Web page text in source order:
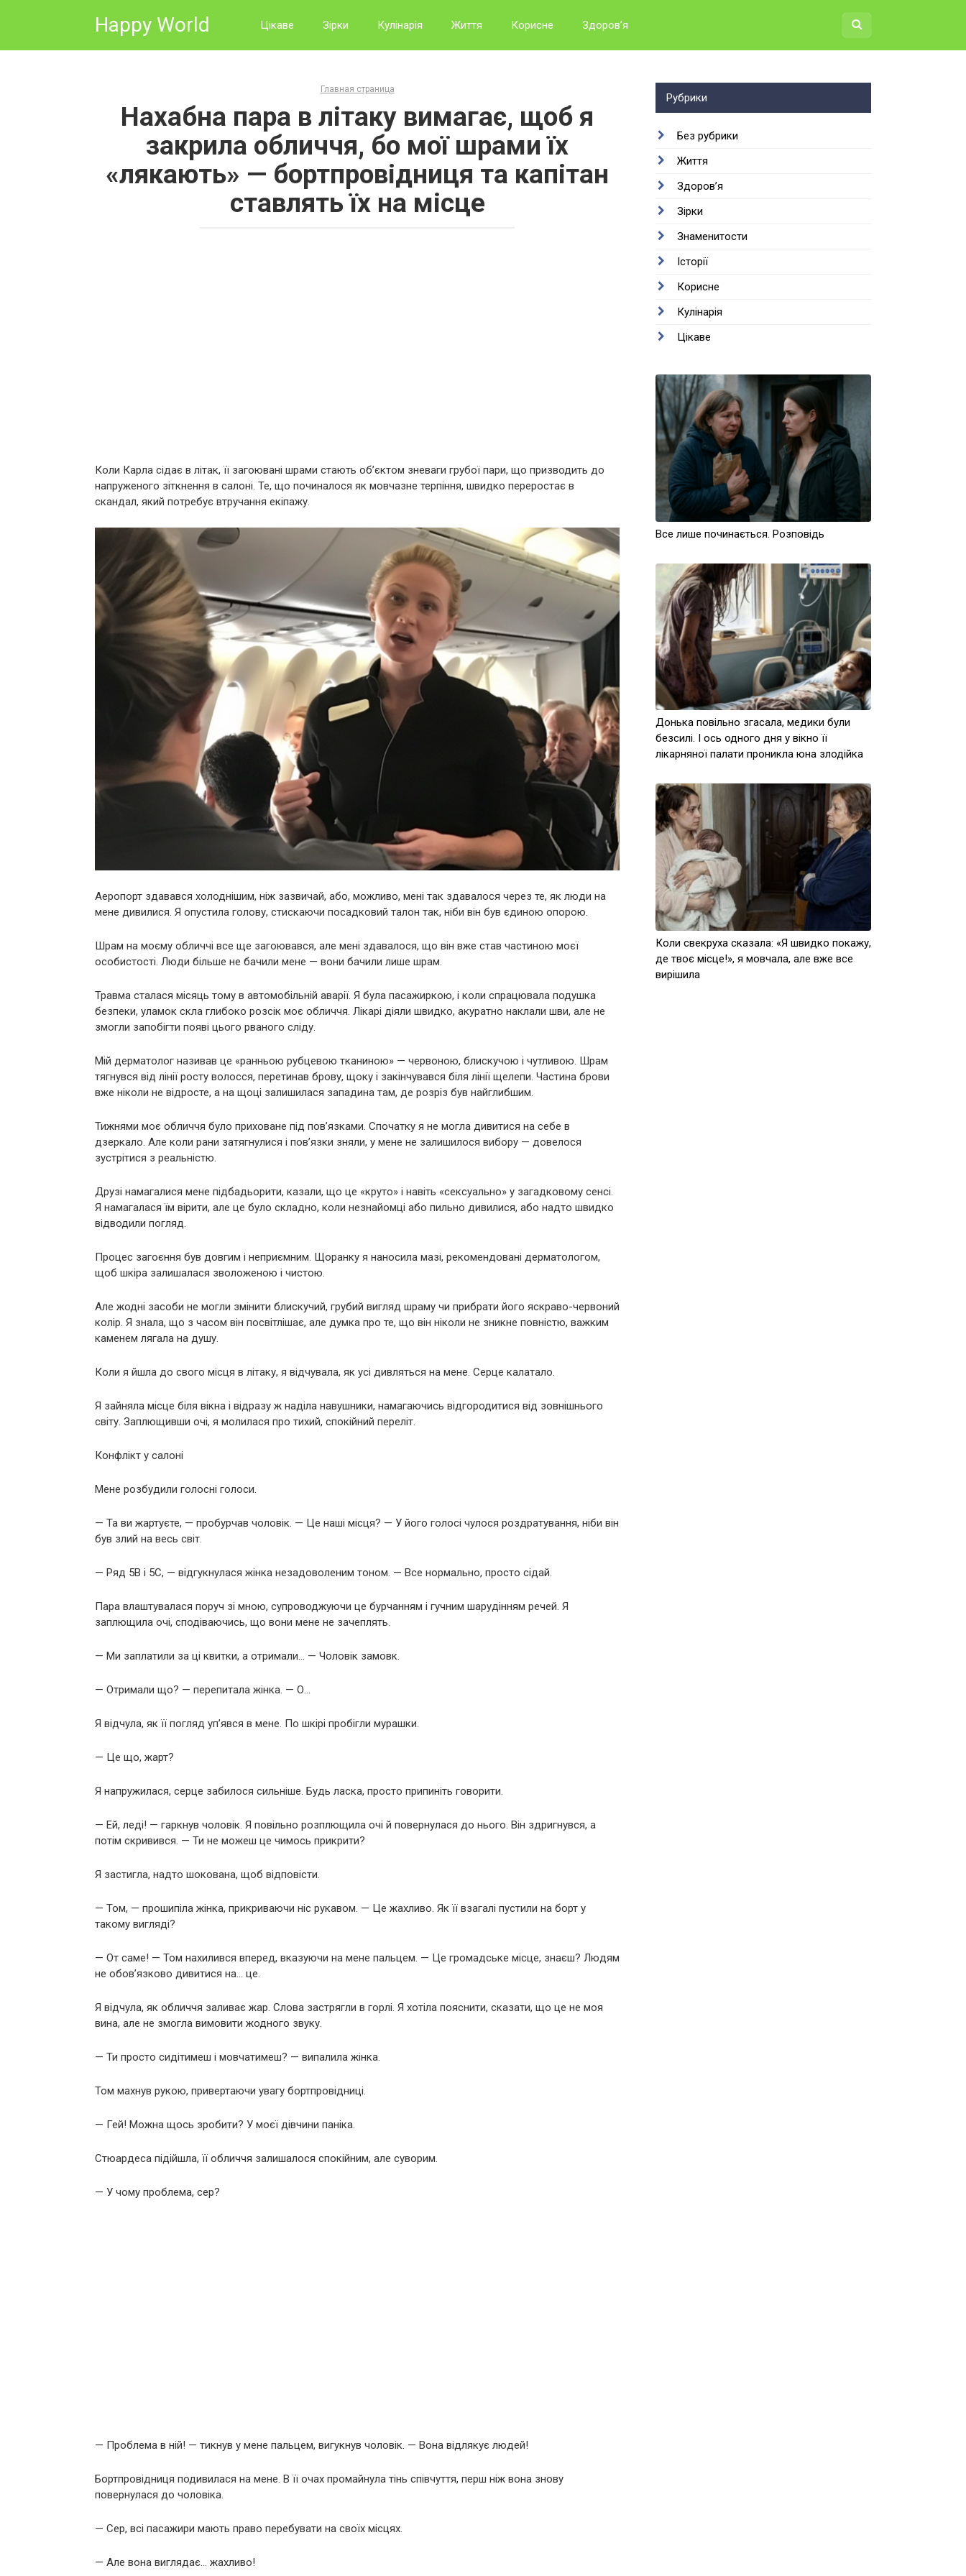
Happy World Цікаве Зірки Кулінарія Життя Корисне Здоров’я
Главная страница
Нахабна пара в літаку вимагає, щоб я
закрила обличчя, бо мої шрами їх
«лякають» — бортпровідниця та капітан
ставлять їх на місце
Коли Карла сідає в літак, її загоювані шрами стають об’єктом зневаги грубої пари, що призводить до
напруженого зіткнення в салоні. Те, що починалося як мовчазне терпіння, швидко переростає в
скандал, який потребує втручання екіпажу.
Аеропорт здавався холоднішим, ніж зазвичай, або, можливо, мені так здавалося через те, як люди на
мене дивилися. Я опустила голову, стискаючи посадковий талон так, ніби він був єдиною опорою.
Шрам на моєму обличчі все ще загоювався, але мені здавалося, що він вже став частиною моєї
особистості. Люди більше не бачили мене — вони бачили лише шрам.
Травма сталася місяць тому в автомобільній аварії. Я була пасажиркою, і коли спрацювала подушка
безпеки, уламок скла глибоко розсік моє обличчя. Лікарі діяли швидко, акуратно наклали шви, але не
змогли запобігти появі цього рваного сліду.
Мій дерматолог називав це «ранньою рубцевою тканиною» — червоною, блискучою і чутливою. Шрам
тягнувся від лінії росту волосся, перетинав брову, щоку і закінчувався біля лінії щелепи. Частина брови
вже ніколи не відросте, а на щоці залишилася западина там, де розріз був найглибшим.
Тижнями моє обличчя було приховане під пов’язками. Спочатку я не могла дивитися на себе в
дзеркало. Але коли рани затягнулися і пов’язки зняли, у мене не залишилося вибору — довелося
зустрітися з реальністю.
Друзі намагалися мене підбадьорити, казали, що це «круто» і навіть «сексуально» у загадковому сенсі.
Я намагалася їм вірити, але це було складно, коли незнайомці або пильно дивилися, або надто швидко
відводили погляд.
Процес загоєння був довгим і неприємним. Щоранку я наносила мазі, рекомендовані дерматологом,
щоб шкіра залишалася зволоженою і чистою.
Але жодні засоби не могли змінити блискучий, грубий вигляд шраму чи прибрати його яскраво-червоний
колір. Я знала, що з часом він посвітлішає, але думка про те, що він ніколи не зникне повністю, важким
каменем лягала на душу.
Коли я йшла до свого місця в літаку, я відчувала, як усі дивляться на мене. Серце калатало.
Я зайняла місце біля вікна і відразу ж наділа навушники, намагаючись відгородитися від зовнішнього
світу. Заплющивши очі, я молилася про тихий, спокійний переліт.
Конфлікт у салоні
Мене розбудили голосні голоси.
— Та ви жартуєте, — пробурчав чоловік. — Це наші місця? — У його голосі чулося роздратування, ніби він
був злий на весь світ.
— Ряд 5B і 5C, — відгукнулася жінка незадоволеним тоном. — Все нормально, просто сідай.
Пара влаштувалася поруч зі мною, супроводжуючи це бурчанням і гучним шарудінням речей. Я
заплющила очі, сподіваючись, що вони мене не зачеплять.
— Ми заплатили за ці квитки, а отримали… — Чоловік замовк.
— Отримали що? — перепитала жінка. — О…
Я відчула, як її погляд уп’явся в мене. По шкірі пробігли мурашки.
— Це що, жарт?
Я напружилася, серце забилося сильніше. Будь ласка, просто припиніть говорити.
— Ей, леді! — гаркнув чоловік. Я повільно розплющила очі й повернулася до нього. Він здригнувся, а
потім скривився. — Ти не можеш це чимось прикрити?
Я застигла, надто шокована, щоб відповісти.
— Том, — прошипіла жінка, прикриваючи ніс рукавом. — Це жахливо. Як її взагалі пустили на борт у
такому вигляді?
— От саме! — Том нахилився вперед, вказуючи на мене пальцем. — Це громадське місце, знаєш? Людям
не обов’язково дивитися на… це.
Я відчула, як обличчя заливає жар. Слова застрягли в горлі. Я хотіла пояснити, сказати, що це не моя
вина, але не змогла вимовити жодного звуку.
— Ти просто сидітимеш і мовчатимеш? — випалила жінка.
Том махнув рукою, привертаючи увагу бортпровідниці.
— Гей! Можна щось зробити? У моєї дівчини паніка.
Стюардеса підійшла, її обличчя залишалося спокійним, але суворим.
— У чому проблема, сер?
— Проблема в ній! — тикнув у мене пальцем, вигукнув чоловік. — Вона відлякує людей!
Бортпровідниця подивилася на мене. В її очах промайнула тінь співчуття, перш ніж вона знову
повернулася до чоловіка.
— Сер, всі пасажири мають право перебувати на своїх місцях.
— Але вона виглядає… жахливо!
Рубрики
Без рубрики
Життя
Здоров’я
Зірки
Знаменитости
Історії
Корисне
Кулінарія
Цікаве
Все лише починається. Розповідь
Донька повільно згасала, медики були
безсилі. І ось одного дня у вікно її
лікарняної палати проникла юна злодійка
Коли свекруха сказала: «Я швидко покажу,
де твоє місце!», я мовчала, але вже все
вирішила